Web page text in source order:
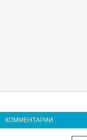
КОММЕНТАРИИ